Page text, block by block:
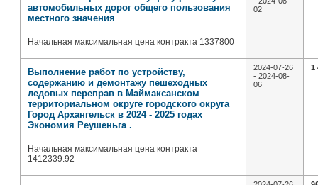
автомобильных дорог общего пользования
местного значения
Начальная максимальная цена контракта 1337800
02
Выполнение работ по устройству,
содержанию и демонтажу пешеходных
ледовых переправ в Маймаксанском
территориальном округе городского округа
Город Архангельск в 2024 - 2025 годах
Экономия Реушеньга .
Начальная максимальная цена контракта
1412339.92
2024-07-26
- 2024-08-
06
1